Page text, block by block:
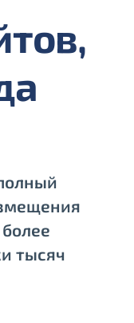
тысяч